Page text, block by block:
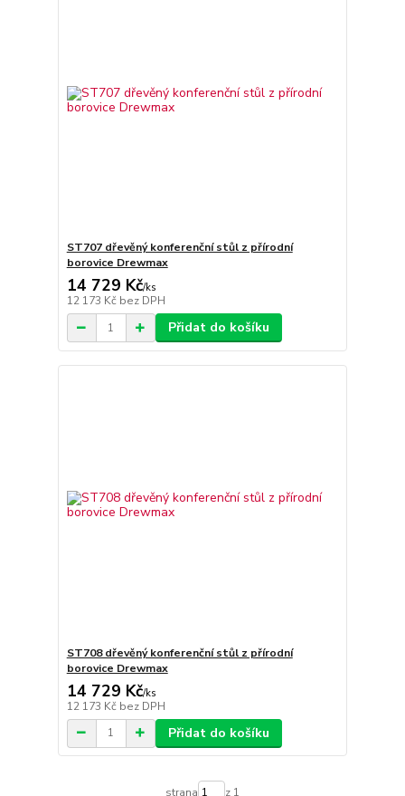
ST707 dřevěný konferenční stůl z přírodní
borovice Drewmax
14 729 Kč/ks
12 173 Kč bez DPH
Přidat do košíku
ST708 dřevěný konferenční stůl z přírodní
borovice Drewmax
14 729 Kč/ks
12 173 Kč bez DPH
Přidat do košíku
strana z 1